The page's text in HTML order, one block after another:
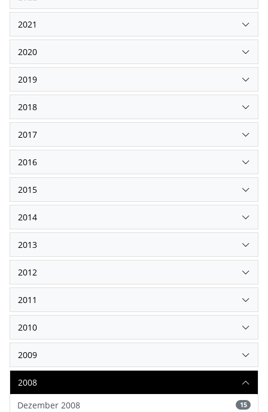
2021
2020
2019
2018
2017
2016
2015
2014
2013
2012
2011
2010
2009
2008
Dezember 2008
15